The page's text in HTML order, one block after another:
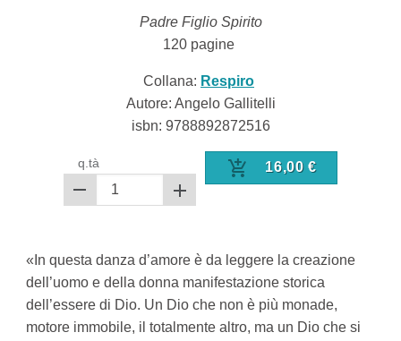
Padre Figlio Spirito
120pagine
Collana: Respiro
Autore: Angelo Gallitelli
isbn: 9788892872516
q.tà 16,00 €
«In questa danza d’amore è da leggere la creazione
dell’uomo e della donna manifestazione storica
dell’essere di Dio. Un Dio che non è più monade,
motore immobile, il totalmente altro, ma un Dio che si